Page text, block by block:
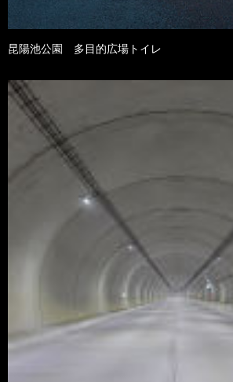
昆陽池公園 多目的広場トイレ